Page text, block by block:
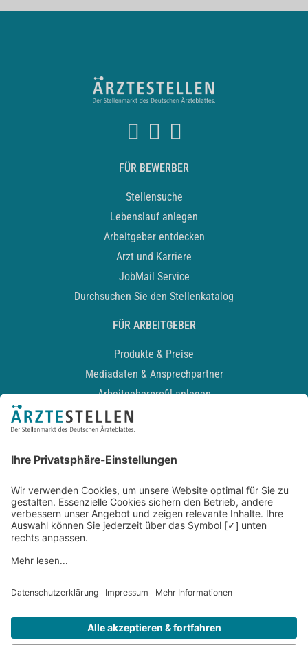
FÜR BEWERBER
Stellensuche
Lebenslauf anlegen
Arbeitgeber entdecken
Arzt und Karriere
JobMail Service
Durchsuchen Sie den Stellenkatalog
FÜR ARBEITGEBER
Produkte & Preise
Mediadaten & Ansprechpartner
Arbeitgeberprofil anlegen
Recruiting-Podcast
Kontakt
Datenschutz
Newsletter